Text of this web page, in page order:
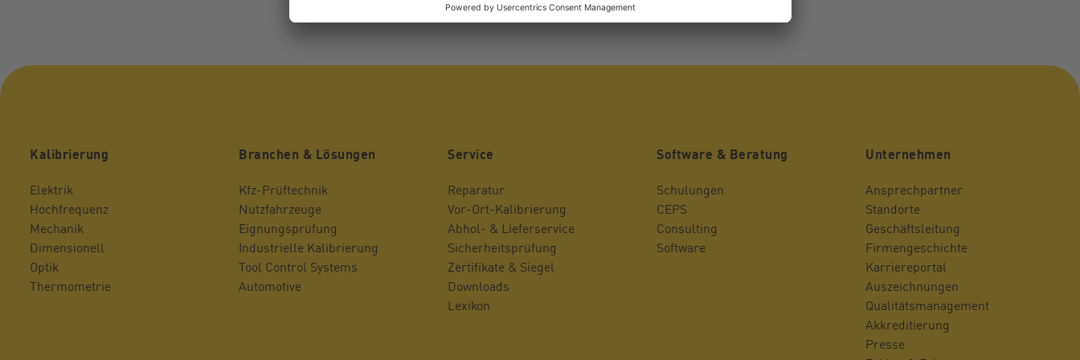
Kalibrierung
Elektrik
Hochfrequenz
Mechanik
Dimensionell
Optik
Thermometrie
Branchen & Lösungen
Kfz-Prüftechnik
Nutzfahrzeuge
Eignungsprüfung
Industrielle Kalibrierung
Tool Control Systems
Automotive
Service
Reparatur
Vor-Ort-Kalibrierung
Abhol- & Lieferservice
Sicherheitsprüfung
Zertifikate & Siegel
Downloads
Lexikon
Software & Beratung
Schulungen
CEPS
Consulting
Software
Unternehmen
Ansprechpartner
Standorte
Geschäftsleitung
Firmengeschichte
Karriereportal
Auszeichnungen
Qualitätsmanagement
Akkreditierung
Presse